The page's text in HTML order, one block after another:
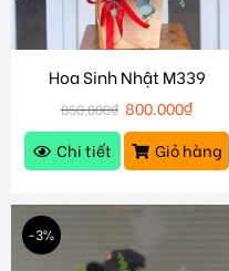
Hoa Sinh Nhật M339
850.000₫ 800.000₫
Chi tiết
Giỏ hàng
-3%